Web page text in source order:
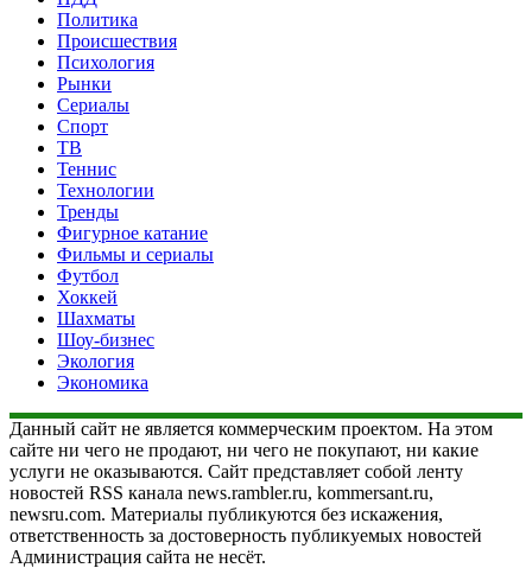
Политика
Происшествия
Психология
Рынки
Сериалы
Спорт
ТВ
Теннис
Технологии
Тренды
Фигурное катание
Фильмы и сериалы
Футбол
Хоккей
Шахматы
Шоу-бизнес
Экология
Экономика
Данный сайт не является коммерческим проектом. На этом
сайте ни чего не продают, ни чего не покупают, ни какие
услуги не оказываются. Сайт представляет собой ленту
новостей RSS канала news.rambler.ru, kommersant.ru,
newsru.com. Материалы публикуются без искажения,
ответственность за достоверность публикуемых новостей
Администрация сайта не несёт.